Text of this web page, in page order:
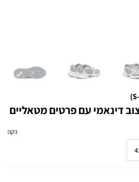
דינאמי עם פרטים מטאליים
נקה